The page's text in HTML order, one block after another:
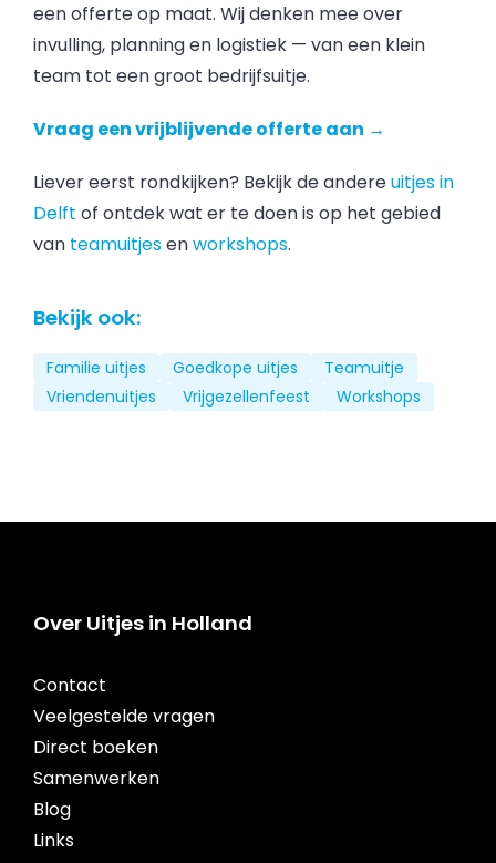
een offerte op maat. Wij denken mee over
invulling, planning en logistiek — van een klein
team tot een groot bedrijfsuitje.
Vraag een vrijblijvende offerte aan →
Liever eerst rondkijken? Bekijk de andereuitjes in
Delft of ontdek wat er te doen is op het gebied
van teamuitjesenworkshops.
Bekijk ook:
Familie uitjes Goedkope uitjes
Teamuitje
Vriendenuitjes
Vrijgezellenfeest Workshops
Over Uitjes in Holland
Contact
Veelgestelde vragen
Direct boeken
Samenwerken
Blog
Links